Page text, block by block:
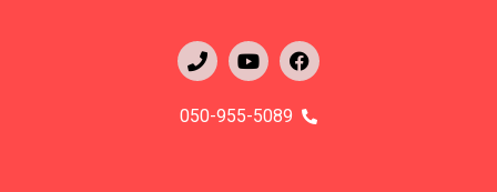
050-955-5089